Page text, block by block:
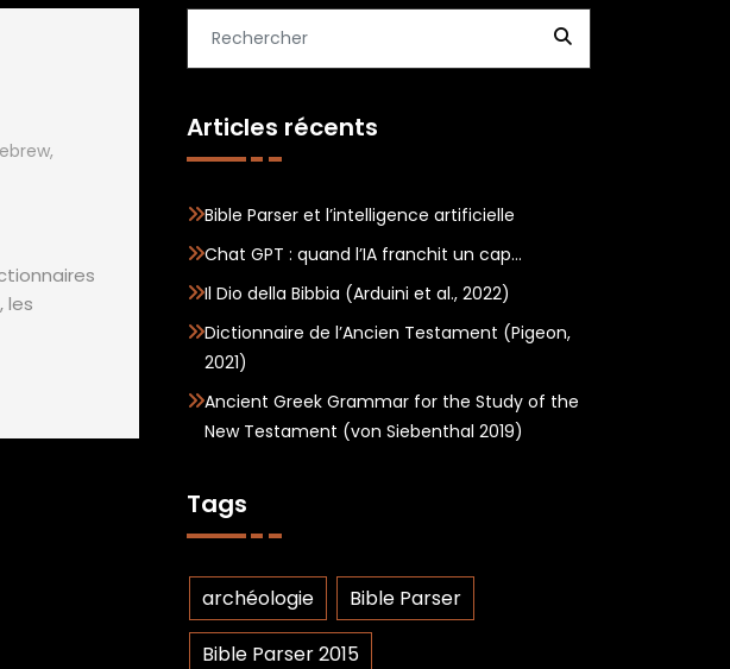
,
les
Articles récents
Bible Parser et l’intelligence artificielle
Chat GPT : quand l’IA franchit un cap…
Il Dio della Bibbia (Arduini et al., 2022)
Dictionnaire de l’Ancien Testament (Pigeon,
2021)
Ancient Greek Grammar for the Study of the
New Testament (von Siebenthal 2019)
Tags
archéologie Bible Parser
Bible Parser 2015